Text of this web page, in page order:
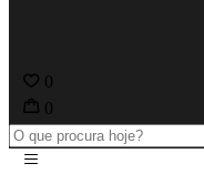
0
0